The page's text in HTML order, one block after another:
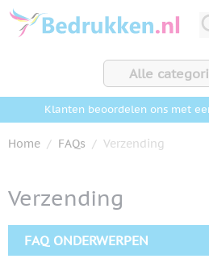
Ga naar de inhoud
Alle
Klanten beoordelen ons met
Home / FAQs / Verzending
Verzending
FAQ ONDERWERPEN